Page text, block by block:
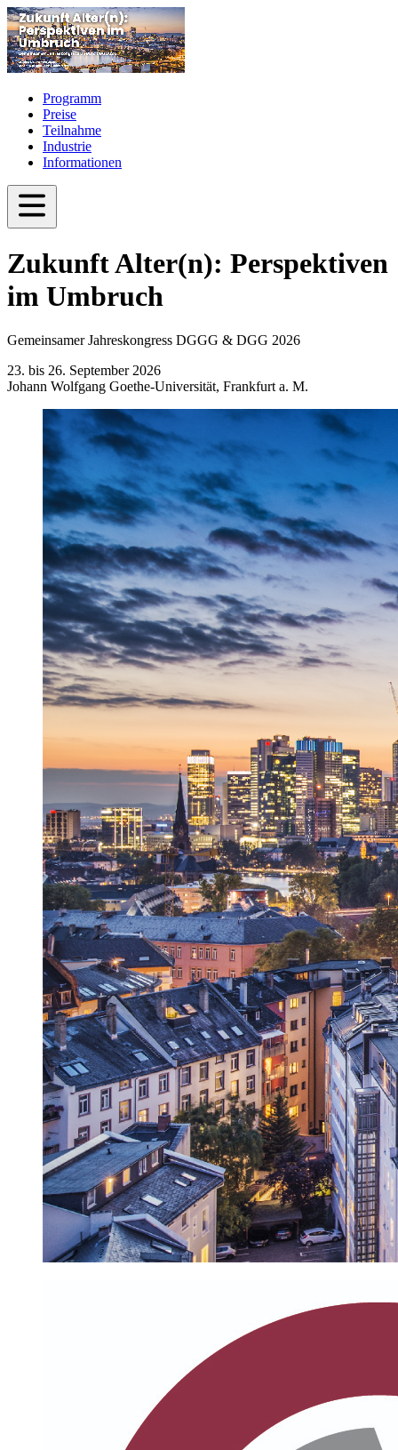
Programm
Preise
Teilnahme
Industrie
Informationen
Zukunft Alter(n): Perspektiven
im Umbruch
Gemeinsamer Jahreskongress DGGG & DGG 2026
23. bis 26. September 2026
Johann Wolfgang Goethe-Universität, Frankfurt a. M.